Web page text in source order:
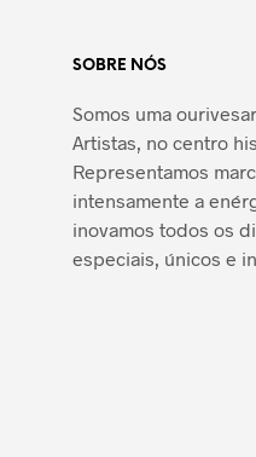
SOBRE NÓS
Somos uma
Artistas, no centro
Representamos
intensamente a
inovamos todos os
especiais, únicos e